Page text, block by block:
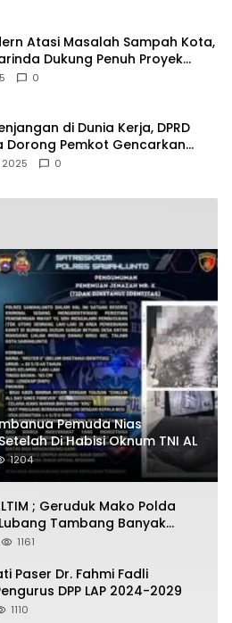
Atasi Masalah Sampah Kota,
Dukung Penuh Proyek
0
di Dunia Kerja, DPRD
Dorong Pemkot Gencarkan
Perempuan
2025 0
Pemuda Nias
Di Habisi Oknum TNI AL
1204
; Geruduk Mako Polda
Tambang Banyak
1161
Paser Dr. Fahmi Fadli
DPP LAP 2024-2029
1110